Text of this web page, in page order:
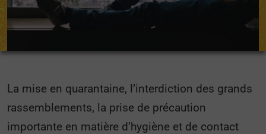
La mise en quarantaine, l’interdiction des grands
rassemblements, la prise de précaution
importante en matière d’hygiène et de contact